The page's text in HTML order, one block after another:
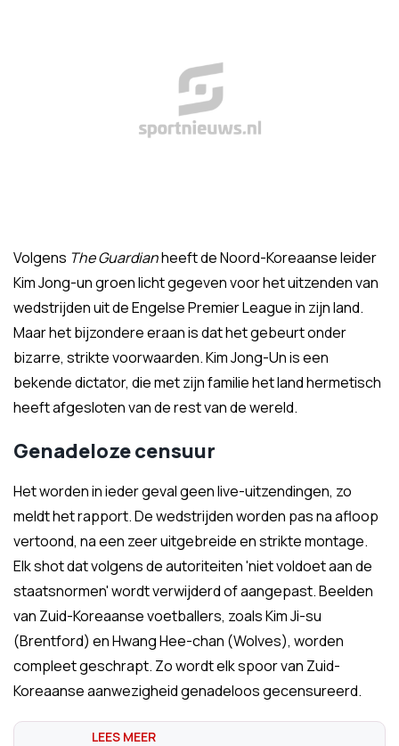
Volgens The Guardianheeft de Noord-Koreaanse leider
Kim Jong-un groen licht gegeven voor het uitzenden van
wedstrijden uit de Engelse Premier League in zijn land.
Maar het bijzondere eraan is dat het gebeurt onder
bizarre, strikte voorwaarden. Kim Jong-Un is een
bekende dictator, die met zijn familie het land hermetisch
heeft afgesloten van de rest van de wereld.
Genadeloze censuur
Het worden in ieder geval geen live-uitzendingen, zo
meldt het rapport. De wedstrijden worden pas na afloop
vertoond, na een zeer uitgebreide en strikte montage.
Elk shot dat volgens de autoriteiten 'niet voldoet aan de
staatsnormen' wordt verwijderd of aangepast. Beelden
van Zuid-Koreaanse voetballers, zoals Kim Ji-su
(Brentford) en Hwang Hee-chan (Wolves), worden
compleet geschrapt. Zo wordt elk spoor van Zuid-
Koreaanse aanwezigheid genadeloos gecensureerd.